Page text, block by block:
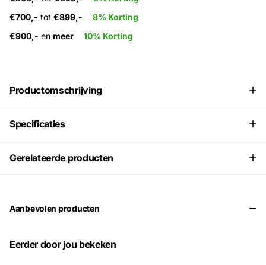
€700,- tot €899,-
8% Korting
€900,- en meer 10% Korting
Productomschrijving
Specificaties
Gerelateerde producten
Aanbevolen producten
Eerder door jou bekeken